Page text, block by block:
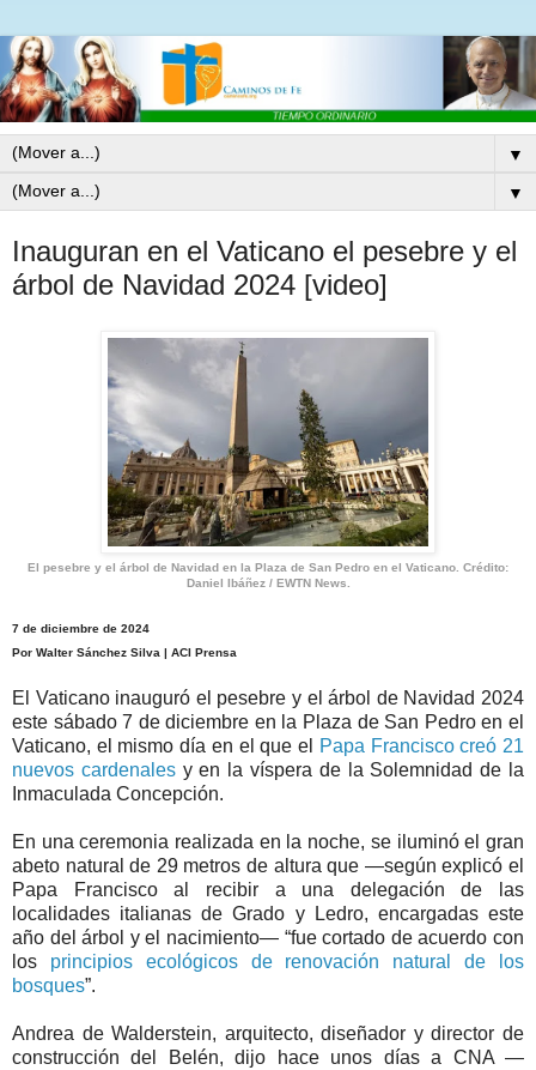
▼
▼
Inauguran en el Vaticano el pesebre y el
árbol de Navidad 2024 [video]
El pesebre y el árbol de Navidad en la Plaza de San Pedro en el Vaticano. Crédito:
Daniel Ibáñez / EWTN News.
7 de diciembre de 2024
Por Walter Sánchez Silva | ACI Prensa
El Vaticano inauguró el pesebre y el árbol de Navidad 2024
este sábado 7 de diciembre en la Plaza de San Pedro en el
Vaticano, el mismo día en el que el
Papa Francisco creó 21
nuevos cardenalesy en la víspera de la Solemnidad de la
Inmaculada Concepción.
En una ceremonia realizada en la noche, se iluminó el gran
abeto natural de 29 metros de altura que —según explicó el
Papa Francisco al recibir a una delegación de las
localidades italianas de Grado y Ledro, encargadas este
año del árbol y el nacimiento— “fue cortado de acuerdo con
los principios ecológicos de renovación natural de los
bosques”.
Andrea de Walderstein, arquitecto, diseñador y director de
construcción del Belén, dijo hace unos días a CNA —